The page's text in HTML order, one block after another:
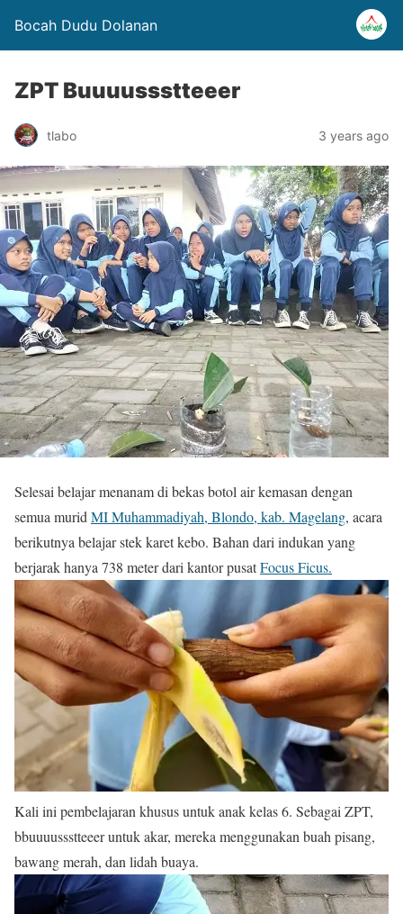
Bocah Dudu Dolanan
ZPT Buuuussstteeer
tlabo 3 years ago
Selesai belajar menanam di bekas botol air kemasan dengan
semua murid MI Muhammadiyah, Blondo, kab. Magelang, acara
berikutnya belajar stek karet kebo. Bahan dari indukan yang
berjarak hanya 738 meter dari kantor pusatFocus Ficus.
Kali ini pembelajaran khusus untuk anak kelas 6. Sebagai ZPT,
bbuuuussstteeer untuk akar, mereka menggunakan buah pisang,
bawang merah, dan lidah buaya.